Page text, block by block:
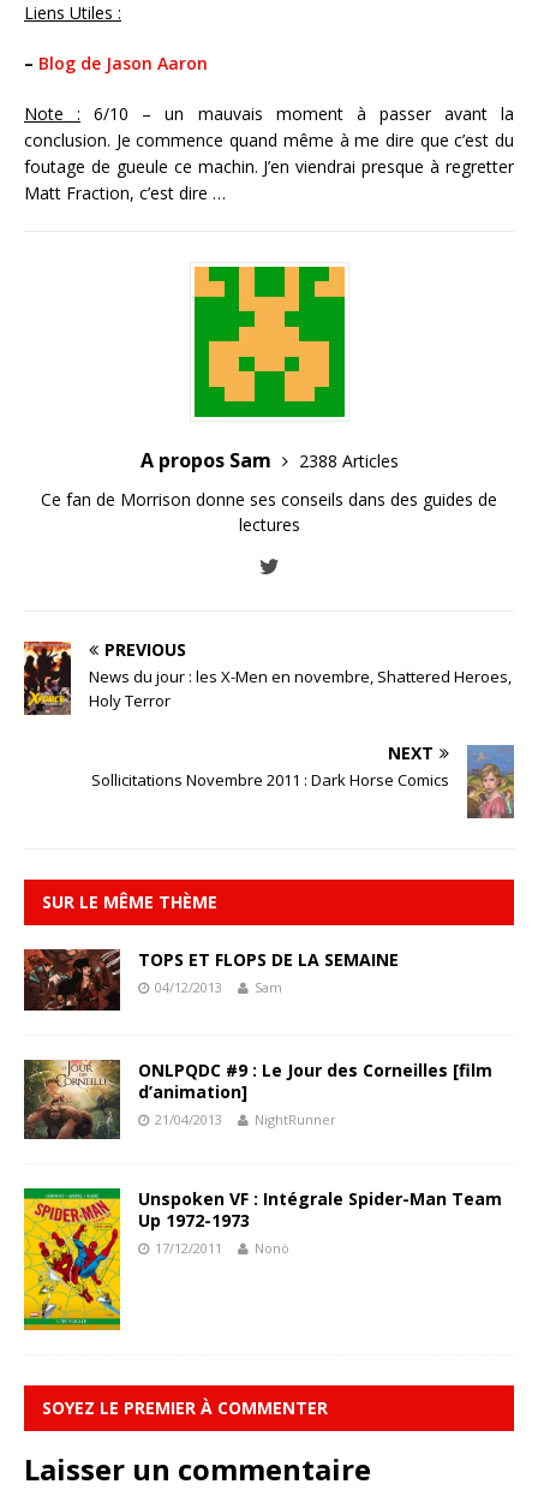
Liens Utiles :
– Blog de Jason Aaron
Note : 6/10 – un mauvais moment à passer avant la
conclusion. Je commence quand même à me dire que c’est du
foutage de gueule ce machin. J’en viendrai presque à regretter
Matt Fraction, c’est dire …
A propos Sam
2388 Articles
Ce fan de Morrison donne ses conseils dans des guides de
lectures
PREVIOUS
News du jour : les X-Men en novembre, Shattered Heroes,
Holy Terror
NEXT
Sollicitations Novembre 2011 : Dark Horse Comics
SUR LE MÊME THÈME
TOPS ET FLOPS DE LA SEMAINE
04/12/2013 Sam
ONLPQDC #9 : Le Jour des Corneilles [film
d’animation]
21/04/2013 NightRunner
Unspoken VF : Intégrale Spider-Man Team
Up 1972-1973
17/12/2011 Nonö
SOYEZ LE PREMIER À COMMENTER
Laisser un commentaire